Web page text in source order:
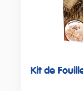
Kit de